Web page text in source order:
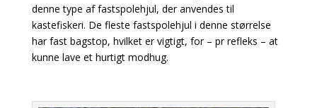
denne type af fastspolehjul, der anvendes til
kastefiskeri. De fleste fastspolehjul i denne størrelse
har fast bagstop, hvilket er vigtigt, for – pr refleks – at
kunne lave et hurtigt modhug.